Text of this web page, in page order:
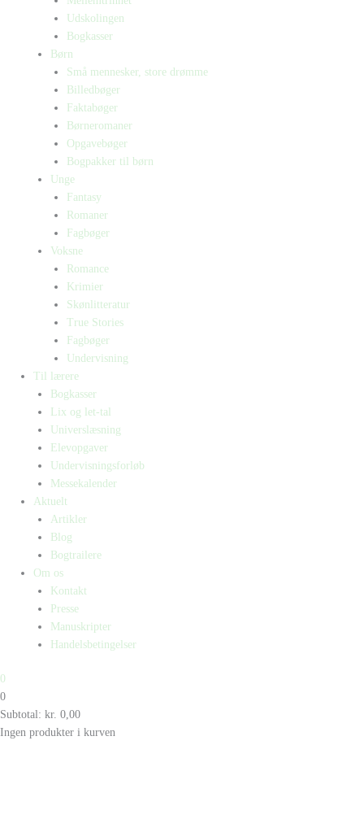
Udskolingen
Bogkasser
Børn
Små mennesker, store drømme
Billedbøger
Faktabøger
Børneromaner
Opgavebøger
Bogpakker til børn
Unge
Fantasy
Romaner
Fagbøger
Voksne
Romance
Krimier
Skønlitteratur
True Stories
Fagbøger
Undervisning
Til lærere
Bogkasser
Lix og let-tal
Universlæsning
Elevopgaver
Undervisningsforløb
Messekalender
Aktuelt
Artikler
Blog
Bogtrailere
Om os
Kontakt
Presse
Manuskripter
Handelsbetingelser
0
0
Subtotal: kr. 0,00
Ingen produkter i kurven